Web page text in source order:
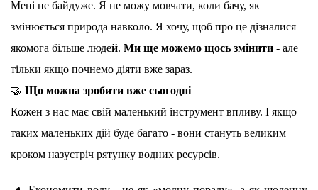
Мені не байдуже. Я не можу мовчати, коли бачу, як
змінюється природа навколо. Я хочу, щоб про це дізналися
якомога більше людей. Ми ще можемо щось змінити - але
тільки якщо почнемо діяти вже зараз.
🤝 Що можна зробити вже сьогодні
Кожен з нас має свій маленький інструмент впливу. І якщо
таких маленьких дій буде багато - вони стануть великим
кроком назустріч рятунку водних ресурсів.